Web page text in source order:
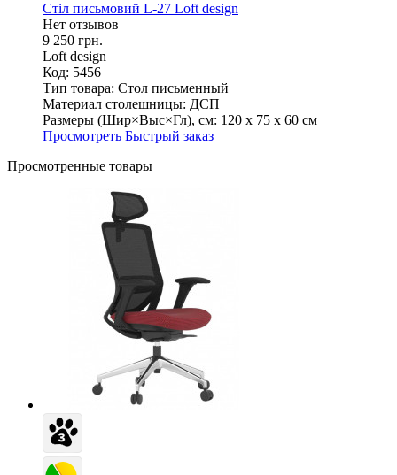
Стіл письмовий L-27 Loft design
Нет отзывов
9 250 грн.
Loft design
Код: 5456
Тип товара: Стол письменный
Материал столешницы: ДСП
Размеры (Шир×Выс×Гл), см: 120 х 75 х 60 см
Просмотреть Быстрый заказ
Просмотренные товары